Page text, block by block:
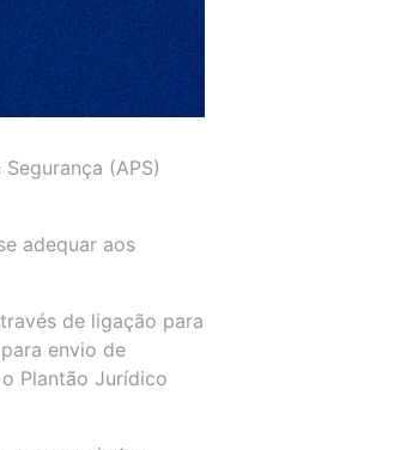
(APS)
adequar aos
de ligação para
envio de
Plantão Jurídico